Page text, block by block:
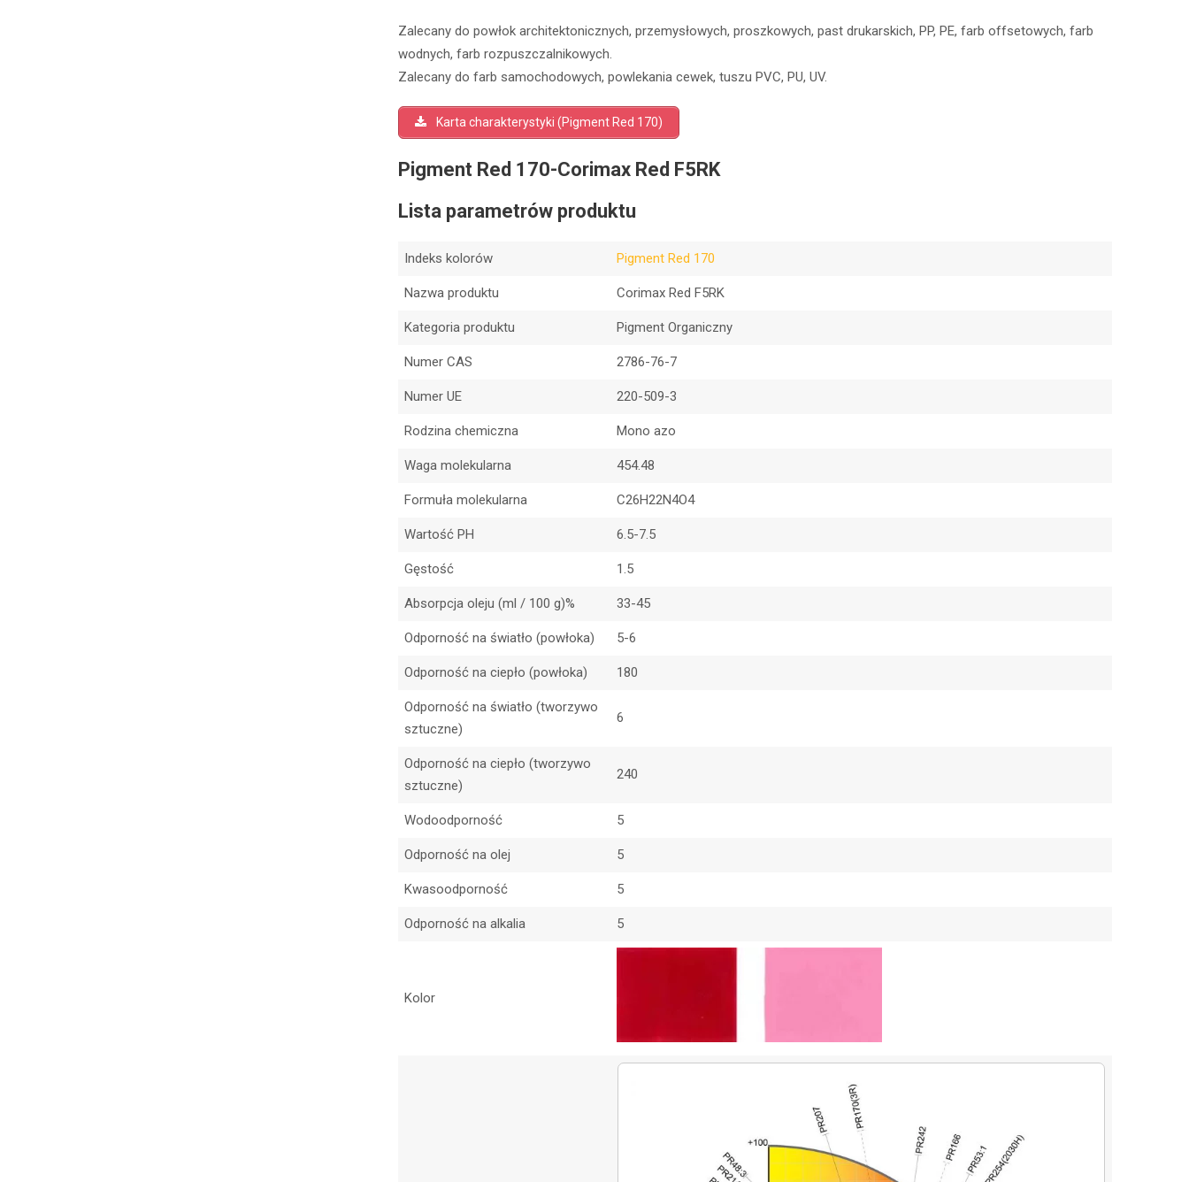
Zalecany do powłok architektonicznych, przemysłowych, proszkowych, past drukarskich, PP, PE, farb offsetowych, farb
wodnych, farb rozpuszczalnikowych.
Zalecany do farb samochodowych, powlekania cewek, tuszu PVC, PU, UV.
Karta charakterystyki (Pigment Red 170)
Pigment Red 170-Corimax Red F5RK
Lista parametrów produktu
Indeks kolorów Pigment Red 170
Nazwa produktu Corimax Red F5RK
Kategoria produktu Pigment Organiczny
Numer CAS 2786-76-7
Numer UE 220-509-3
Rodzina chemiczna Mono azo
Waga molekularna 454.48
Formuła molekularna C26H22N4O4
Wartość PH 6.5-7.5
Gęstość 1.5
Absorpcja oleju (ml / 100 g)% 33-45
Odporność na światło (powłoka) 5-6
Odporność na ciepło (powłoka) 180
Odporność na światło (tworzywo
sztuczne)
6
Odporność na ciepło (tworzywo
sztuczne)
240
Wodoodporność 5
Odporność na olej 5
Kwasoodporność 5
Odporność na alkalia 5
Kolor